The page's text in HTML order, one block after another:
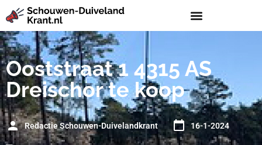
Ooststraat 1 4315 AS
Dreischor te koop
Redactie Schouwen-Duivelandkrant 16-1-2024